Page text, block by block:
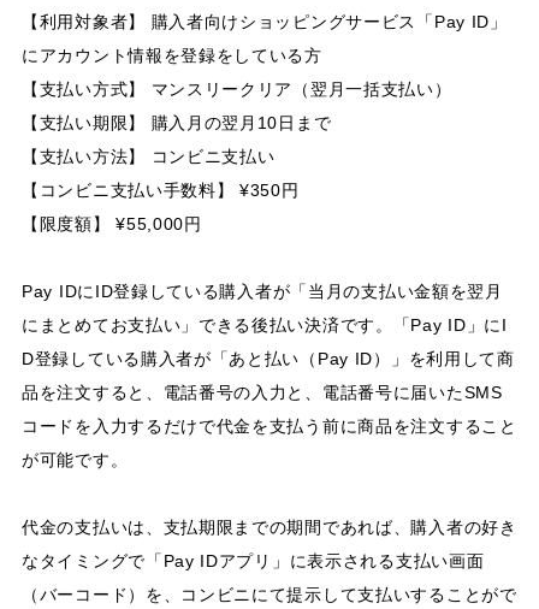
【利用対象者】 購入者向けショッピングサービス「Pay ID」
にアカウント情報を登録をしている方
【支払い方式】 マンスリークリア（翌月一括支払い）
【支払い期限】 購入月の翌月10日まで
【支払い方法】 コンビニ支払い
【コンビニ支払い手数料】 ¥350円
【限度額】 ¥55,000円
Pay IDにID登録している購入者が「当月の支払い金額を翌月
にまとめてお支払い」できる後払い決済です。「Pay ID」にI
D登録している購入者が「あと払い（Pay ID）」を利用して商
品を注文すると、電話番号の入力と、電話番号に届いたSMS
コードを入力するだけで代金を支払う前に商品を注文すること
が可能です。
代金の支払いは、支払期限までの期間であれば、購入者の好き
なタイミングで「Pay IDアプリ」に表示される支払い画面
（バーコード）を、コンビニにて提示して支払いすることがで